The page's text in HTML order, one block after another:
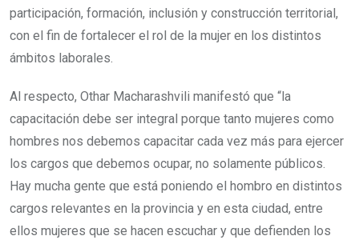
participación, formación, inclusión y construcción territorial,
con el fin de fortalecer el rol de la mujer en los distintos
ámbitos laborales.
Al respecto, Othar Macharashvili manifestó que “la
capacitación debe ser integral porque tanto mujeres como
hombres nos debemos capacitar cada vez más para ejercer
los cargos que debemos ocupar, no solamente públicos.
Hay mucha gente que está poniendo el hombro en distintos
cargos relevantes en la provincia y en esta ciudad, entre
ellos mujeres que se hacen escuchar y que defienden los